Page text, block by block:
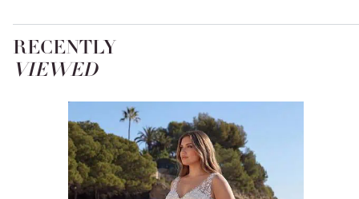
RECENTLY
VIEWED